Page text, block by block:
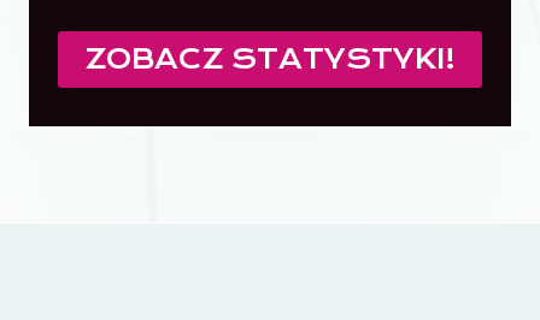
ZOBACZ STATYSTYKI!